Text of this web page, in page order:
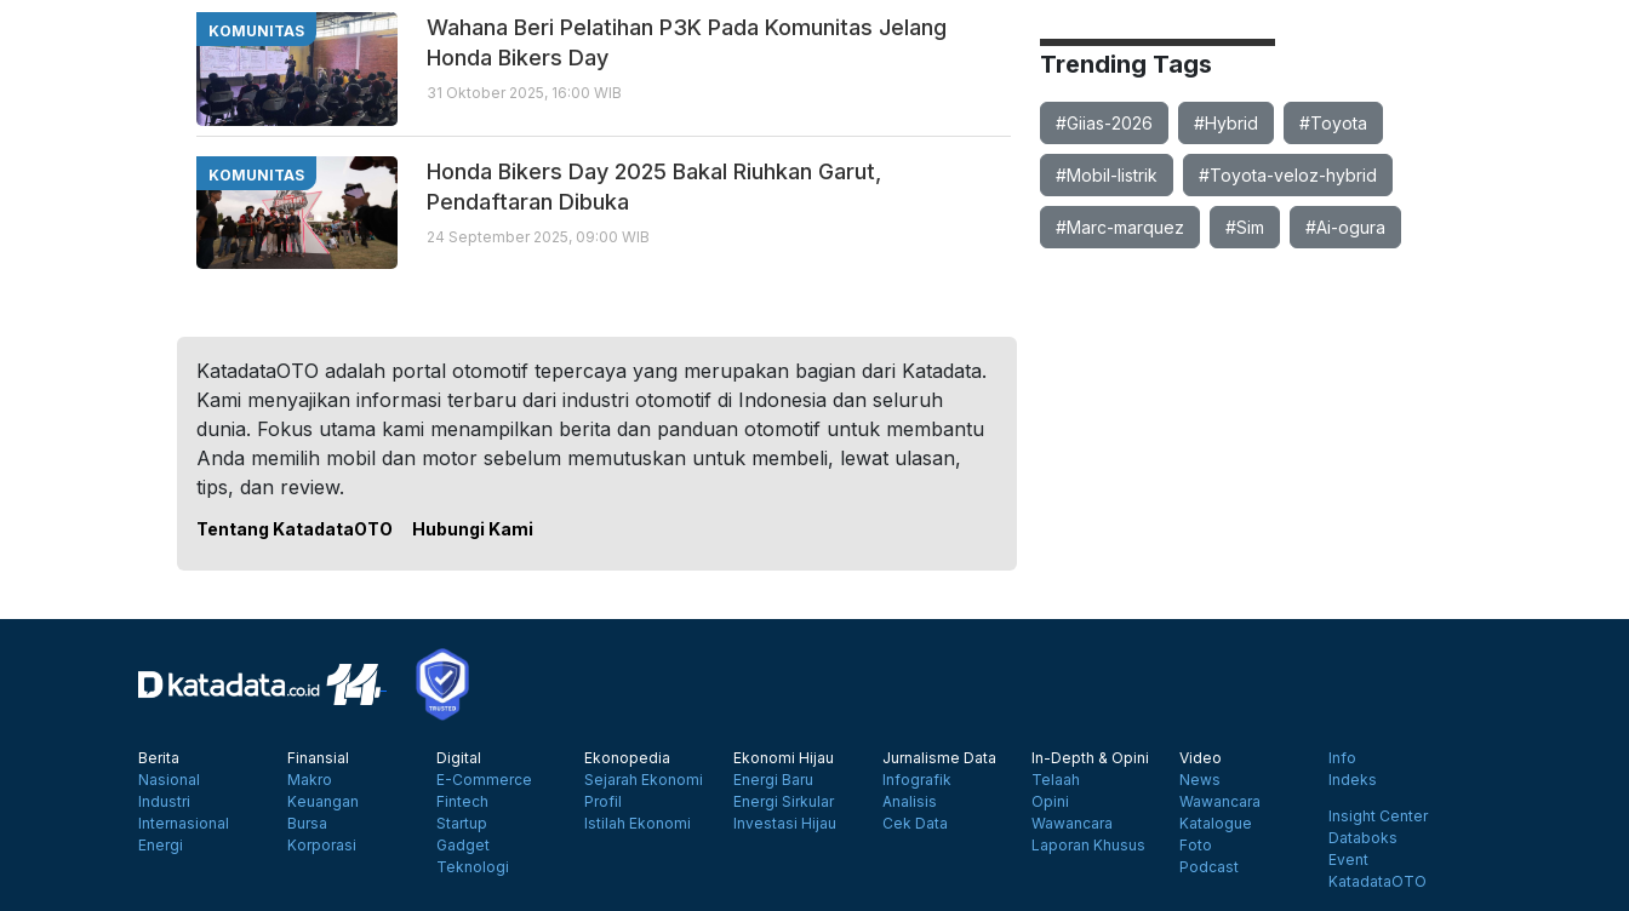
KOMUNITAS
Wahana Beri Pelatihan P3K Pada Komunitas Jelang
Honda Bikers Day
31 Oktober 2025, 16:00 WIB
KOMUNITAS
Honda Bikers Day 2025 Bakal Riuhkan Garut,
Pendaftaran Dibuka
24 September 2025, 09:00 WIB
Trending Tags
#Giias-2026 #Hybrid #Toyota
#Mobil-listrik #Toyota-veloz-hybrid
#Marc-marquez #Sim #Ai-ogura
KatadataOTO adalah portal otomotif tepercaya yang merupakan bagian dari Katadata.
Kami menyajikan informasi terbaru dari industri otomotif di Indonesia dan seluruh
dunia. Fokus utama kami menampilkan berita dan panduan otomotif untuk membantu
Anda memilih mobil dan motor sebelum memutuskan untuk membeli, lewat ulasan,
tips, dan review.
Tentang KatadataOTO Hubungi Kami
Berita
Nasional
Industri
Internasional
Energi
Finansial
Makro
Keuangan
Bursa
Korporasi
Digital
E-Commerce
Fintech
Startup
Gadget
Teknologi
Ekonopedia
Sejarah Ekonomi
Profil
Istilah Ekonomi
Ekonomi Hijau
Energi Baru
Energi Sirkular
Investasi Hijau
Jurnalisme Data
Infografik
Analisis
Cek Data
In-Depth & Opini
Telaah
Opini
Wawancara
Laporan Khusus
Video
News
Wawancara
Katalogue
Foto
Podcast
Info
Indeks
Insight Center
Databoks
Event
KatadataOTO